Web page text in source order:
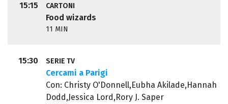
15:15 CARTONI
Food wizards
11 MIN
15:30 SERIE TV
Cercami a Parigi
Con: Christy O'Donnell,Eubha Akilade,Hannah
Dodd,Jessica Lord,Rory J. Saper